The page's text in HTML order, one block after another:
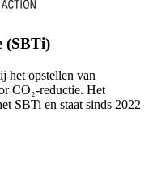
(SBTi)
het opstellen van
CO₂-reductie. Het
SBTi en staat sinds 2022